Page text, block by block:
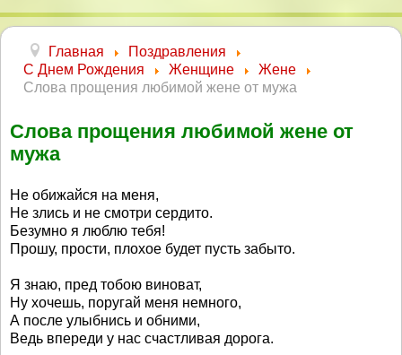
Главная
Поздравления
С Днем Рождения
Женщине
Жене
Слова прощения любимой жене от мужа
Слова прощения любимой жене от
мужа
Не обижайся на меня,
Не злись и не смотри сердито.
Безумно я люблю тебя!
Прошу, прости, плохое будет пусть забыто.
Я знаю, пред тобою виноват,
Ну хочешь, поругай меня немного,
А после улыбнись и обними,
Ведь впереди у нас счастливая дорога.